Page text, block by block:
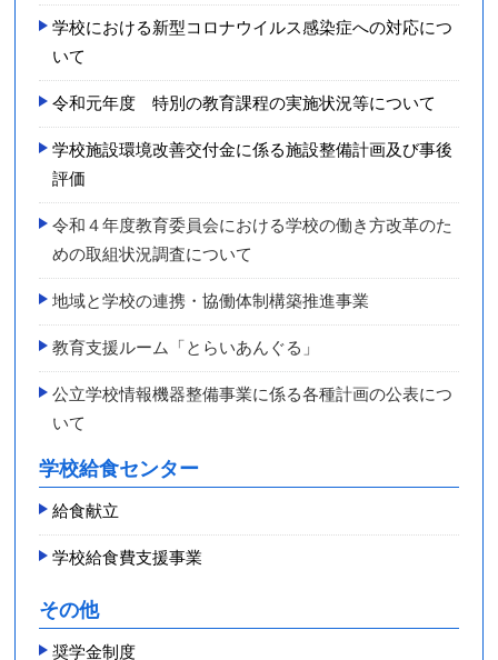
学校における新型コロナウイルス感染症への対応につ
いて
令和元年度 特別の教育課程の実施状況等について
学校施設環境改善交付金に係る施設整備計画及び事後
評価
令和４年度教育委員会における学校の働き方改革のた
めの取組状況調査について
地域と学校の連携・協働体制構築推進事業
教育支援ルーム「とらいあんぐる」
公立学校情報機器整備事業に係る各種計画の公表につ
いて
学校給食センター
給食献立
学校給食費支援事業
その他
奨学金制度